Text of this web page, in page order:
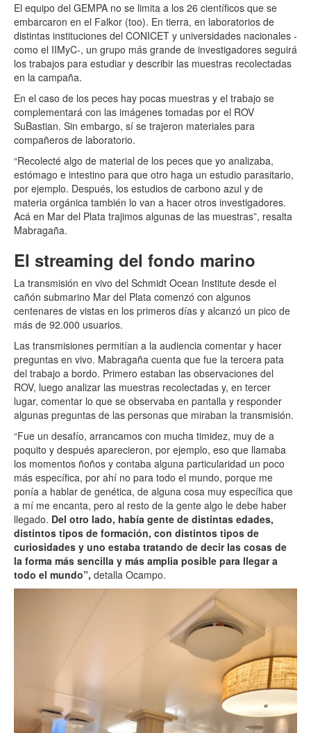
El equipo del GEMPA no se limita a los 26 científicos que se
embarcaron en el Falkor (too). En tierra, en laboratorios de
distintas instituciones del CONICET y universidades nacionales -
como el IIMyC-, un grupo más grande de investigadores seguirá
los trabajos para estudiar y describir las muestras recolectadas
en la campaña.
En el caso de los peces hay pocas muestras y el trabajo se
complementará con las imágenes tomadas por el ROV
SuBastian. Sin embargo, sí se trajeron materiales para
compañeros de laboratorio.
“Recolecté algo de material de los peces que yo analizaba,
estómago e intestino para que otro haga un estudio parasitario,
por ejemplo. Después, los estudios de carbono azul y de
materia orgánica también lo van a hacer otros investigadores.
Acá en Mar del Plata trajimos algunas de las muestras”, resalta
Mabragaña.
El streaming del fondo marino
La transmisión en vivo del Schmidt Ocean Institute desde el
cañón submarino Mar del Plata comenzó con algunos
centenares de vistas en los primeros días y alcanzó un pico de
más de 92.000 usuarios.
Las transmisiones permitían a la audiencia comentar y hacer
preguntas en vivo. Mabragaña cuenta que fue la tercera pata
del trabajo a bordo. Primero estaban las observaciones del
ROV, luego analizar las muestras recolectadas y, en tercer
lugar, comentar lo que se observaba en pantalla y responder
algunas preguntas de las personas que miraban la transmisión.
“Fue un desafío, arrancamos con mucha timidez, muy de a
poquito y después aparecieron, por ejemplo, eso que llamaba
los momentos ñoños y contaba alguna particularidad un poco
más específica, por ahí no para todo el mundo, porque me
ponía a hablar de genética, de alguna cosa muy específica que
a mí me encanta, pero al resto de la gente algo le debe haber
llegado. Del otro lado, había gente de distintas edades,
distintos tipos de formación, con distintos tipos de
curiosidades y uno estaba tratando de decir las cosas de
la forma más sencilla y más amplia posible para llegar a
todo el mundo”, detalla Ocampo.